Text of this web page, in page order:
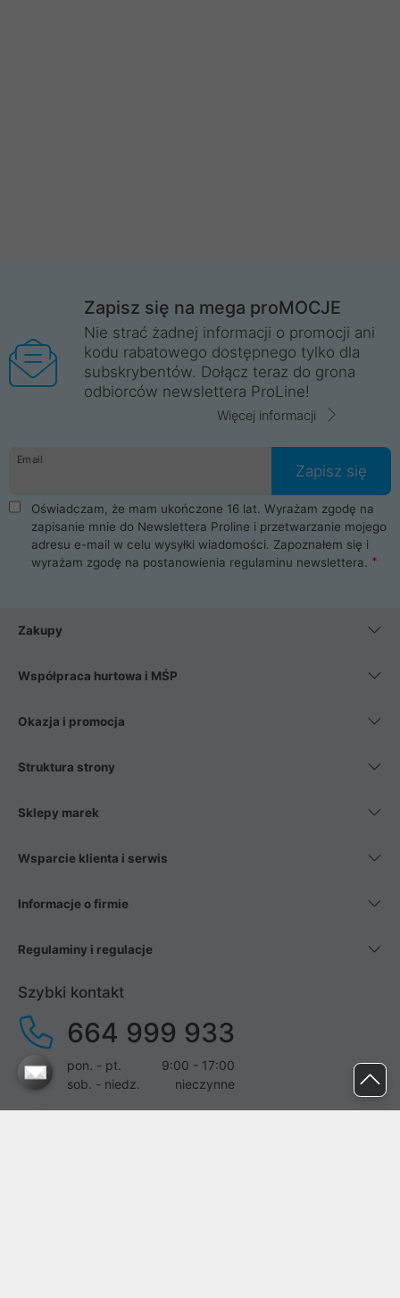
Zapisz się na mega proMOCJE
Nie strać żadnej informacji o promocji ani
kodu rabatowego dostępnego tylko dla
subskrybentów. Dołącz teraz do grona
odbiorców newslettera ProLine!
Więcej informacji
Email
Zapisz się
Oświadczam, że mam ukończone 16 lat. Wyrażam zgodę na
zapisanie mnie do Newslettera Proline i przetwarzanie mojego
adresu e-mail w celu wysyłki wiadomości. Zapoznałem się i
wyrażam zgodę na postanowienia regulaminu newslettera.
Zakupy
Współpraca hurtowa i MŚP
Okazja i promocja
Struktura strony
Sklepy marek
Wsparcie klienta i serwis
Informacje o firmie
Regulaminy i regulacje
Szybki kontakt
664 999 933
pon. - pt.
9:00 - 17:00
sob. - niedz.
nieczynne